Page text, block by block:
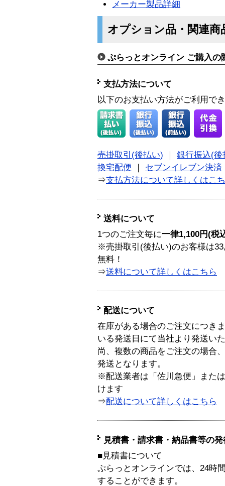
メーカー製品詳細
オプション品・関連商
ぷらっとオンライン ご購入の
支払方法について
以下のお支払い方法がご利用で
売掛取引(後払い) ｜ 銀行振込(後
換宅配便 ｜ セブンイレブン決済
⇒支払方法について詳しくはこ
送料について
1つのご注文毎に一律1,100円(税
※売掛取引(後払い)のお客様は
無料！
⇒送料について詳しくはこちら
配送について
在庫がある場合のご注文につき
いる発送日にて当社より発送い
尚、複数の商品をご注文の場合
発送となります。
※配送業者は「佐川急便」また
けます
⇒配送について詳しくはこちら
見積書・請求書・納品書等の
■見積書について
ぷらっとオンラインでは、24時
することができます。